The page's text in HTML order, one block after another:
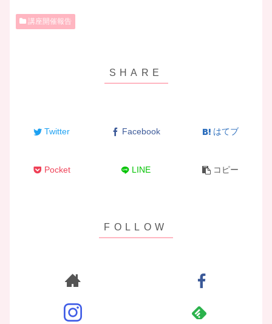
講座開催報告
Twitter Facebook はてブ
Pocket LINE コピー